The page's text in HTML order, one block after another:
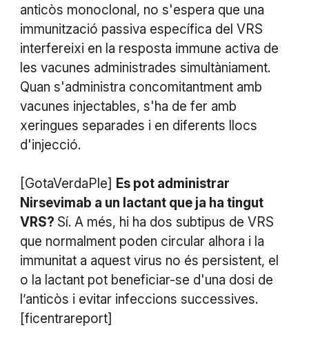
anticòs monoclonal, no s'espera que una
immunització passiva específica del VRS
interfereixi en la resposta immune activa de
les vacunes administrades simultàniament.
Quan s'administra concomitantment amb
vacunes injectables, s'ha de fer amb
xeringues separades i en diferents llocs
d'injecció.
[GotaVerdaPle] Es pot administrar
Nirsevimab a un lactant que ja ha tingut
VRS? Sí. A més, hi ha dos subtipus de VRS
que normalment poden circular alhora i la
immunitat a aquest virus no és persistent, el
o la lactant pot beneficiar-se d'una dosi de
l’anticòs i evitar infeccions successives.
[ficentrareport]